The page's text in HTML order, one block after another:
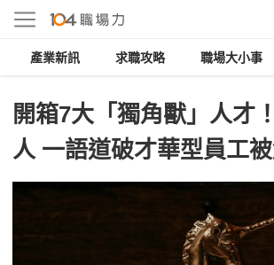
產業新訊 求職攻略 職場大小事
開箱7大「獨角獸」人才
人 一語道破才華型員工